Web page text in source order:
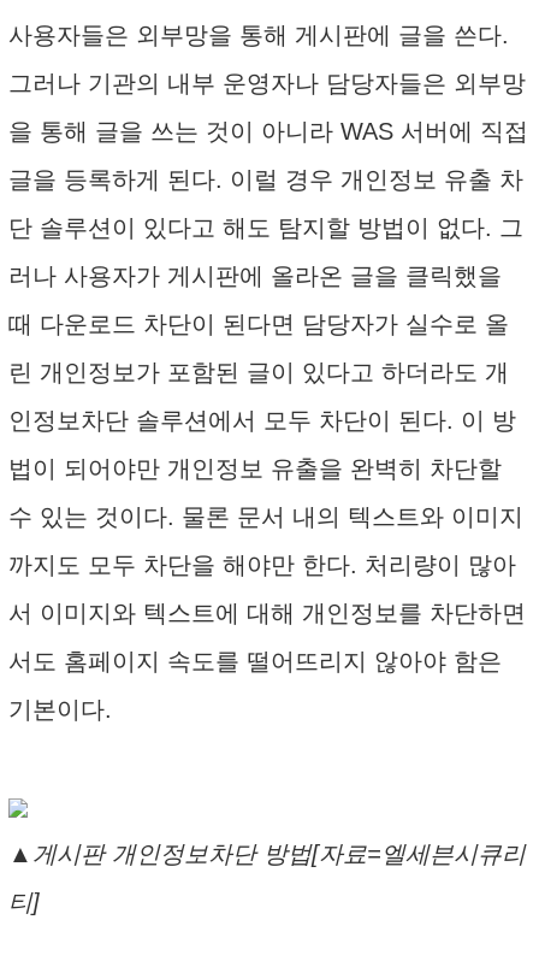
사용자들은 외부망을 통해 게시판에 글을 쓴다.
그러나 기관의 내부 운영자나 담당자들은 외부망
을 통해 글을 쓰는 것이 아니라 WAS 서버에 직접
글을 등록하게 된다. 이럴 경우 개인정보 유출 차
단 솔루션이 있다고 해도 탐지할 방법이 없다. 그
러나 사용자가 게시판에 올라온 글을 클릭했을
때 다운로드 차단이 된다면 담당자가 실수로 올
린 개인정보가 포함된 글이 있다고 하더라도 개
인정보차단 솔루션에서 모두 차단이 된다. 이 방
법이 되어야만 개인정보 유출을 완벽히 차단할
수 있는 것이다. 물론 문서 내의 텍스트와 이미지
까지도 모두 차단을 해야만 한다. 처리량이 많아
서 이미지와 텍스트에 대해 개인정보를 차단하면
서도 홈페이지 속도를 떨어뜨리지 않아야 함은
기본이다.
▲게시판 개인정보차단 방법[자료=엘세븐시큐리
티]